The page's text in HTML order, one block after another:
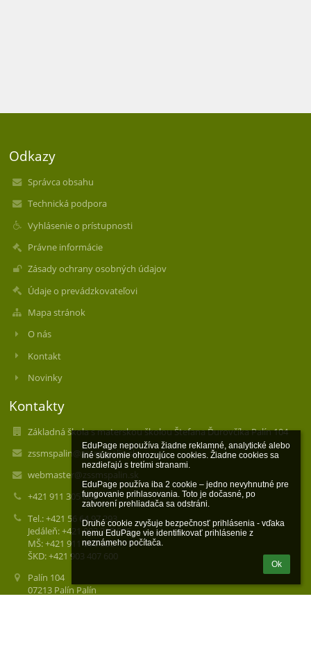
EduPage nepoužíva žiadne reklamné, analytické alebo
iné súkromie ohrozujúce cookies. Žiadne cookies sa
nezdieľajú s tretími stranami.
EduPage používa iba 2 cookie – jedno nevyhnutné pre
fungovanie prihlasovania. Toto je dočasné, po
zatvorení prehliadača sa odstráni.
Druhé cookie zvyšuje bezpečnosť prihlásenia - vďaka
nemu EduPage vie identifikovať prihlásenie z
neznámeho počítača.
Ok
Odkazy
Správca obsahu
Technická podpora
Vyhlásenie o prístupnosti
Právne informácie
Zásady ochrany osobných údajov
Údaje o prevádzkovateľovi
Mapa stránok
O nás
Kontakt
Novinky
Kontakty
Základná škola s materskou školou Štefana Ďurovčíka Palín 104
zssmspalin@zssmspalin.sk
webmaster@zssmspalin.sk
+421 911 305 600
Tel.: +421 56 64 97 293
Jedáleň: +421 902 310 965
MŠ: +421 911 910 585
ŠKD: +421 903 407 600
Palín 104
07213 Palín Palín